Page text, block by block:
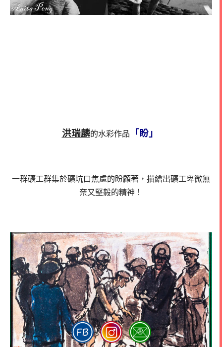
洪瑞麟的水彩作品 「盼」
一群礦工群集於礦坑口焦慮的盼顧著， 描繪出礦工卑微無
奈又堅毅的精神！